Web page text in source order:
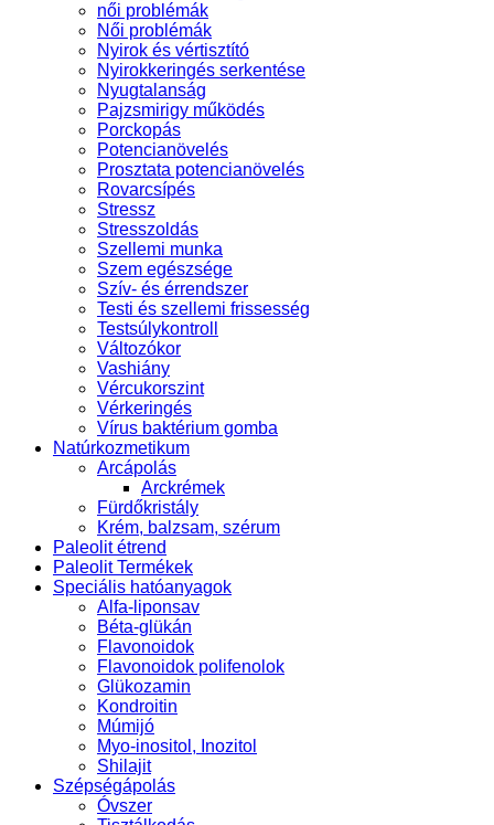
női problémák
Női problémák
Nyirok és vértisztító
Nyirokkeringés serkentése
Nyugtalanság
Pajzsmirigy működés
Porckopás
Potencianövelés
Prosztata potencianövelés
Rovarcsípés
Stressz
Stresszoldás
Szellemi munka
Szem egészsége
Szív- és érrendszer
Testi és szellemi frissesség
Testsúlykontroll
Változókor
Vashiány
Vércukorszint
Vérkeringés
Vírus baktérium gomba
Natúrkozmetikum
Arcápolás
Arckrémek
Fürdőkristály
Krém, balzsam, szérum
Paleolit étrend
Paleolit Termékek
Speciális hatóanyagok
Alfa-liponsav
Béta-glükán
Flavonoidok
Flavonoidok polifenolok
Glükozamin
Kondroitin
Múmijó
Myo-inositol, Inozitol
Shilajit
Szépségápolás
Óvszer